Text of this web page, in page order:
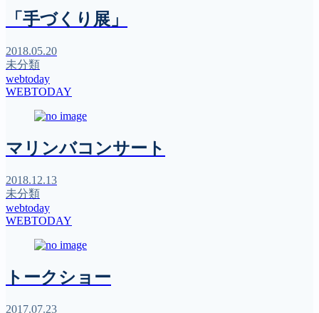
「手づくり展」
2018.05.20
未分類
webtoday
WEBTODAY
マリンバコンサート
2018.12.13
未分類
webtoday
WEBTODAY
トークショー
2017.07.23